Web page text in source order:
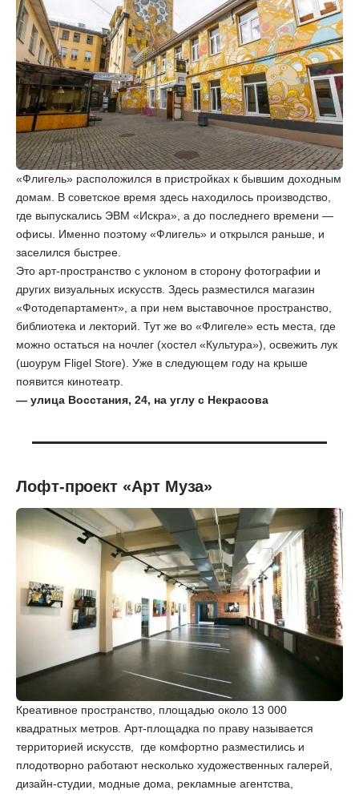
«Флигель» расположился в пристройках к бывшим доходным
домам. В советское время здесь находилось производство,
где выпускались ЭВМ «Искра», а до последнего времени —
офисы. Именно поэтому «Флигель» и открылся раньше, и
заселился быстрее.
Это арт-пространство с уклоном в сторону фотографии и
других визуальных искусств. Здесь разместился магазин
«Фотодепартамент», а при нем выставочное пространство,
библиотека и лекторий. Тут же во «Флигеле» есть места, где
можно остаться на ночлег (хостел «Культура»), освежить лук
(шоурум Fligel Store). Уже в следующем году на крыше
появится кинотеатр.
— улица Восстания, 24, на углу с Некрасова
Лофт-проект «Арт Муза»
Креативное пространство, площадью около 13 000
квадратных метров. Арт-площадка по праву называется
территорией искусств, где комфортно разместились и
плодотворно работают несколько художественных галерей,
дизайн-студии, модные дома, рекламные агентства,